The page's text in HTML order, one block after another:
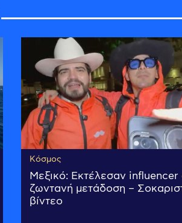
Κόσμος
Μεξικό: Εκτέλεσαν influencer
ζωντανή μετάδοση –
βίντεο